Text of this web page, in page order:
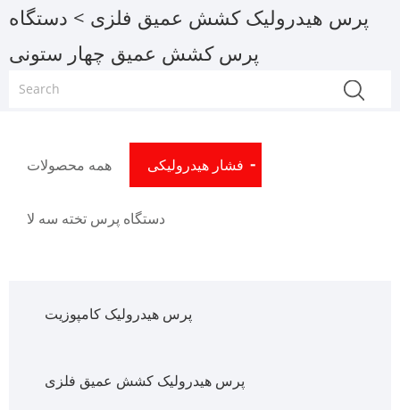
پرس هیدرولیک کشش عمیق فلزی > دستگاه
پرس کشش عمیق چهار ستونی
همه محصولات فشار هیدرولیکی
دستگاه پرس تخته سه لا
پرس هیدرولیک کامپوزیت
پرس هیدرولیک کشش عمیق فلزی